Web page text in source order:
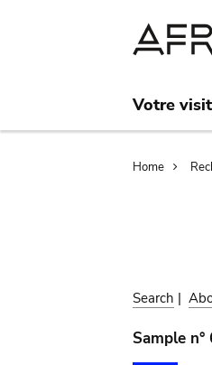
Votre
Home
Search |
Sample n°